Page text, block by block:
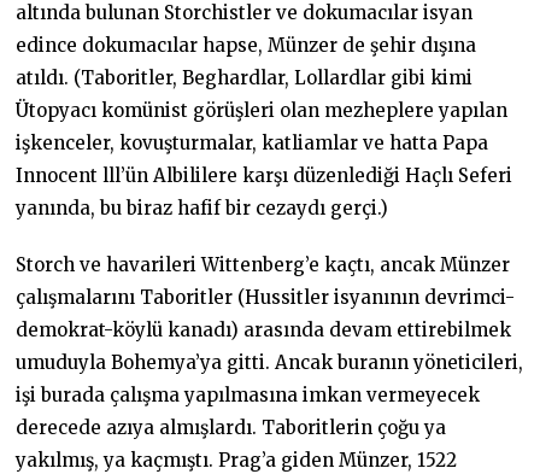
altında bulunan Storchistler ve dokumacılar isyan
edince dokumacılar hapse, Münzer de şehir dışına
atıldı. (Taboritler, Beghardlar, Lollardlar gibi kimi
Ütopyacı komünist görüşleri olan mezheplere yapılan
işkenceler, kovuşturmalar, katliamlar ve hatta Papa
Innocent lll’ün Albililere karşı düzenlediği Haçlı Seferi
yanında, bu biraz hafif bir cezaydı gerçi.)
Storch ve havarileri Wittenberg’e kaçtı, ancak Münzer
çalışmalarını Taboritler (Hussitler isyanının devrimci-
demokrat-köylü kanadı) arasında devam ettirebilmek
umuduyla Bohemya’ya gitti. Ancak buranın yöneticileri,
işi burada çalışma yapılmasına imkan vermeyecek
derecede azıya almışlardı. Taboritlerin çoğu ya
yakılmış, ya kaçmıştı. Prag’a giden Münzer, 1522